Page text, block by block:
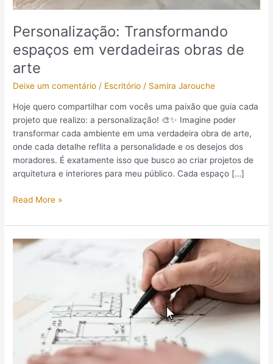
Personalização: Transformando
espaços em verdadeiras obras de
arte
Deixe um comentário / Escritório / Samira Jarouche
Hoje quero compartilhar com vocês uma paixão que guia cada
projeto que realizo: a personalização! 🎨✨ Imagine poder
transformar cada ambiente em uma verdadeira obra de arte,
onde cada detalhe reflita a personalidade e os desejos dos
moradores. É exatamente isso que busco ao criar projetos de
arquitetura e interiores para meu público. Cada espaço […]
Read More »
Escolhendo